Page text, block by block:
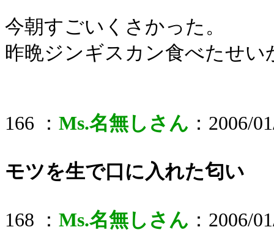
今朝すごいくさかった。
昨晩ジンギスカン食べたせい
166 ： Ms.名無しさん ：2006/
モツを生で口に入れた匂い
168 ： Ms.名無しさん ：2006/